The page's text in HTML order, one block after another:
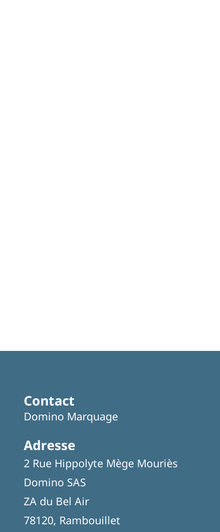
Contact
Domino Marquage
Adresse
2 Rue Hippolyte Mège Mouriès
Domino SAS
ZA du Bel Air
78120, Rambouillet